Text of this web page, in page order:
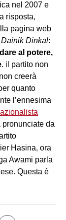
nel 2007 e
risposta,
pagina web
Dainik Dinkal:
al potere,
. il partito non
creerà
quanto
l’ennesima
da
Hasina, ora
Awami parla
Questa è